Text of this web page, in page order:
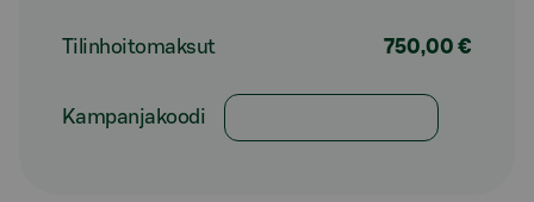
Tilinhoitomaksut 750,00 €
Kampanjakoodi